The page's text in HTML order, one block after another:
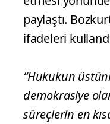
paylaştı.
ifadeleri
“Hukukun
demokrasiye
süreçlerin en